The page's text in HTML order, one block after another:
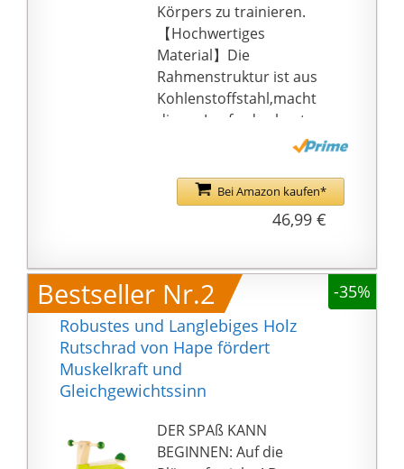
Körpers zu trainieren.
【Hochwertiges
Material】Die
Rahmenstruktur ist aus
Kohlenstoffstahl,macht
dieses Laufrad robust
und langlebig.Räder
umweltfreundliches
EVA-Material.Der Sattel
besteht aus PU-Leder
hochdichtem
Schwamm,wodurch
sich das Kind wohlfühlt
【Sicherheitsgarantie】
Vollständig
geschlossene Räder,um
Festklemmen der
Babyfüße zu vermeiden.
135° Drehung
Bei Amazon kaufen*
46,99 €
Bestseller Nr.2
-35%
Robustes und Langlebiges Holz
Rutschrad von Hape fördert
Muskelkraft und
Gleichgewichtssinn
DER SPAß KANN
BEGINNEN: Auf die